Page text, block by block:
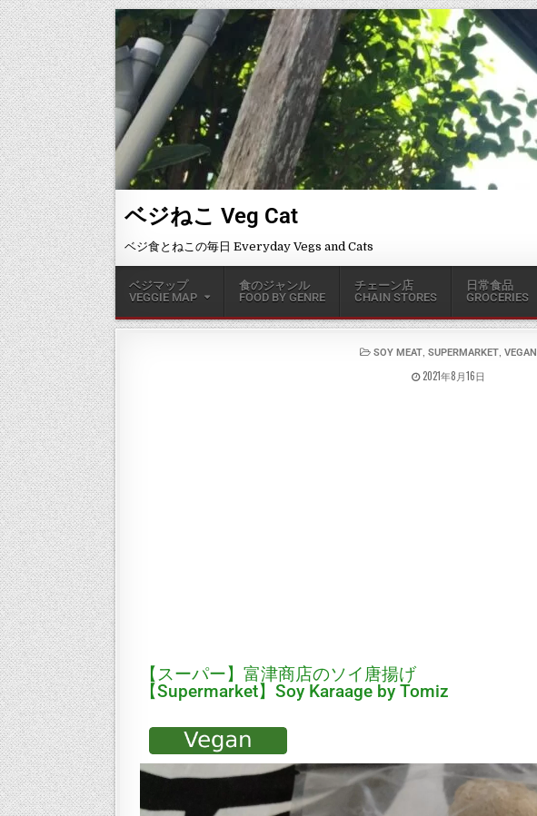
ベジねこ Veg Cat
ベジ食とねこの毎日 Everyday Vegs and Cats
ベジマップ
VEGGIE MAP
食のジャンル
FOOD BY GENRE
チェーン店
CHAIN STORES
日常食品
GROCERIES
SOY MEAT, SUPERMARKET, VEGAN
2021年8月16日
【スーパー】富津商店のソイ唐揚げ
【Supermarket】Soy Karaage by Tomiz